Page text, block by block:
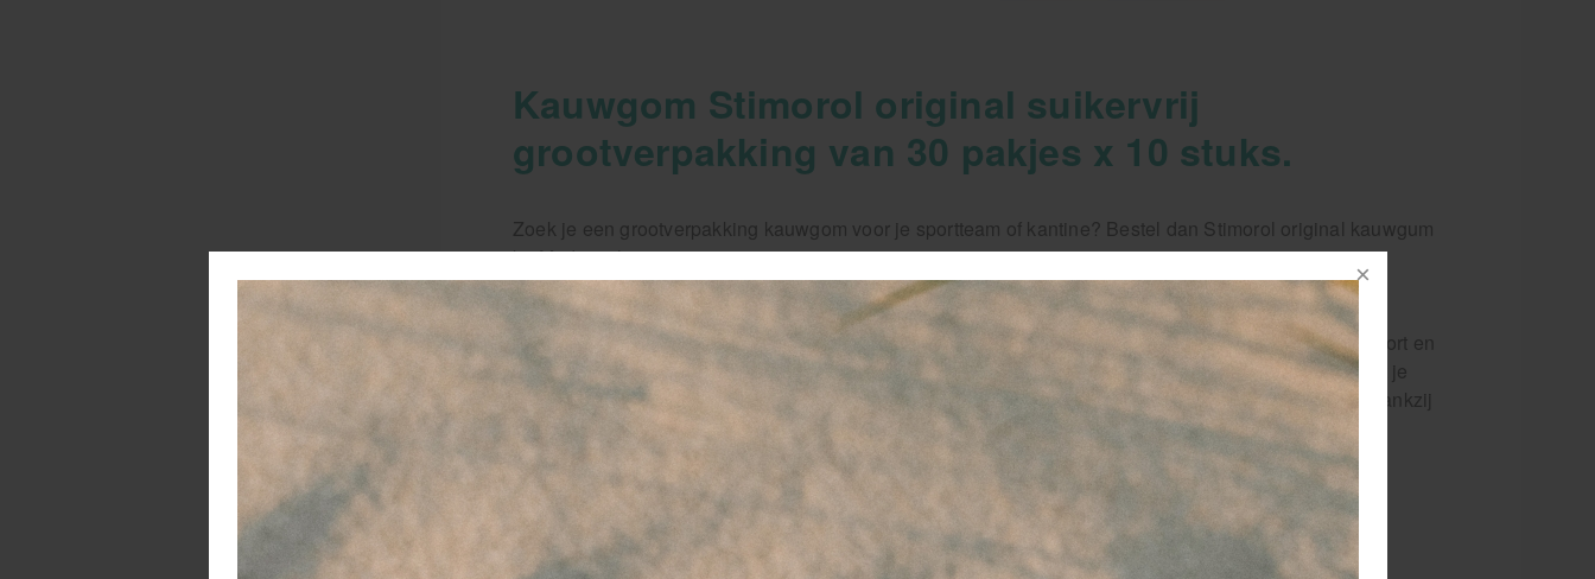
Kauwgom Stimorol original suikervrij
grootverpakking van 30 pakjes x 10 stuks.
Zoek je een grootverpakking kauwgom voor je sportteam of kantine? Bestel dan Stimorol original kauwgum
bij Medivit.nl
Stimorol Original Suikervrij kauwgom grootverpakking is dé oplossing voor iedereen die houdt van
langdurige frisheid en suikervrij kauwen. Of je nu onderweg bent, lange dagen maakt op kantoor of sport en
tussendoor frisse adem wilt, deze kauwgom is de betrouwbare klassieker. De suikervrije formule helpt je
tanden te beschermen tegen tandplak en gaatjes, terwijl jij geniet van de originele Stimorol-smaak. Dankzij
de grootverpakking heeft u altijd voldoende voorraad, voordelig en praktisch. Perfect om te delen met
collega’s, teamgenoten of om zelf zorgeloos van te genieten.